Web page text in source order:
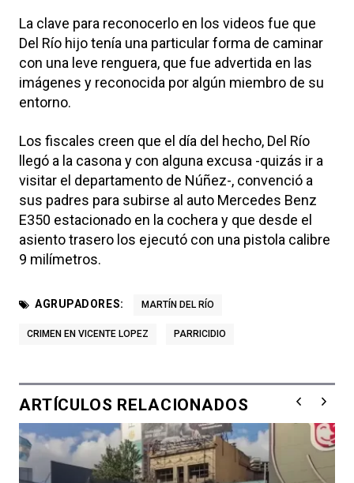
La clave para reconocerlo en los videos fue que
Del Río hijo tenía una particular forma de caminar
con una leve renguera, que fue advertida en las
imágenes y reconocida por algún miembro de su
entorno.
Los fiscales creen que el día del hecho, Del Río
llegó a la casona y con alguna excusa -quizás ir a
visitar el departamento de Núñez-, convenció a
sus padres para subirse al auto Mercedes Benz
E350 estacionado en la cochera y que desde el
asiento trasero los ejecutó con una pistola calibre
9 milímetros.
AGRUPADORES: MARTÍN DEL RÍO
CRIMEN EN VICENTE LOPEZ PARRICIDIO
ARTÍCULOS RELACIONADOS